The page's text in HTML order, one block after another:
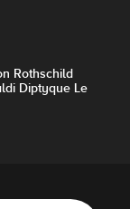
Rothschild
Diptyque Le